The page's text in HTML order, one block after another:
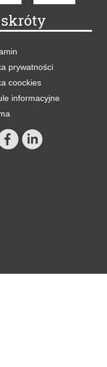
prywatności
coockies
informacyjne